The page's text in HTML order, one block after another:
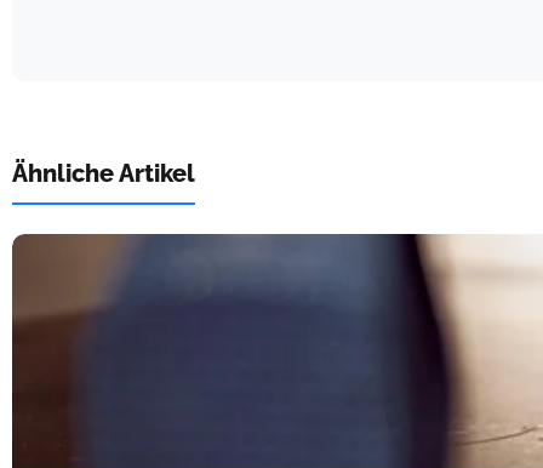
Ähnliche Artikel